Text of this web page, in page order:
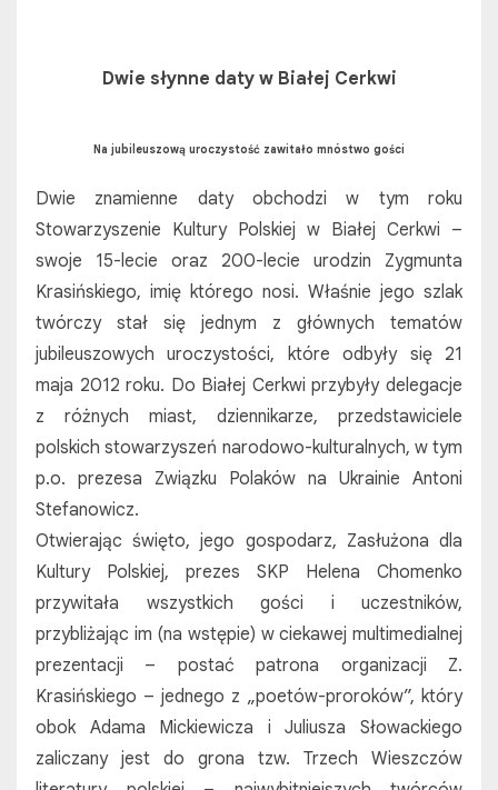
Dwie słynne daty w Białej Cerkwi
Na jubileuszową uroczystość zawitało mnóstwo gości
Dwie znamienne daty obchodzi w tym roku
Stowarzyszenie Kultury Polskiej w Białej Cerkwi –
swoje 15-lecie oraz 200-lecie urodzin Zygmunta
Krasińskiego, imię którego nosi. Właśnie jego szlak
twórczy stał się jednym z głównych tematów
jubileuszowych uroczystości, które odbyły się 21
maja 2012 roku. Do Białej Cerkwi przybyły delegacje
z różnych miast, dziennikarze, przedstawiciele
polskich stowarzyszeń narodowo-kulturalnych, w tym
p.o. prezesa Związku Polaków na Ukrainie Antoni
Stefanowicz.
Otwierając święto, jego gospodarz, Zasłużona dla
Kultury Polskiej, prezes SKP Helena Chomenko
przywitała wszystkich gości i uczestników,
przybliżając im (na wstępie) w ciekawej multimedialnej
prezentacji – postać patrona organizacji Z.
Krasińskiego – jednego z „poetów-proroków”, który
obok Adama Mickiewicza i Juliusza Słowackiego
zaliczany jest do grona tzw. Trzech Wieszczów